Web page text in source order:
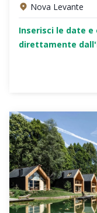
Nova Levante
Inserisci le date
direttamente